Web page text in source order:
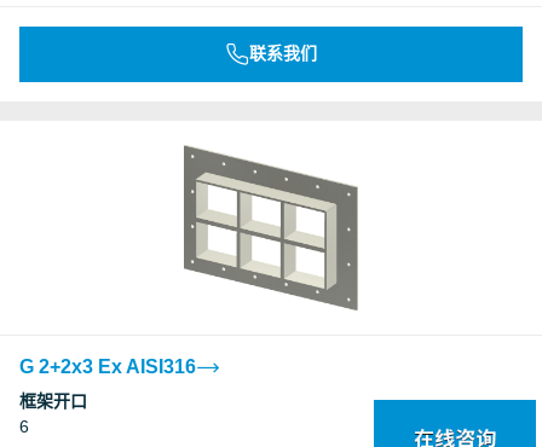
联系我们
G 2+2x3 Ex AISI316
框架开口
6